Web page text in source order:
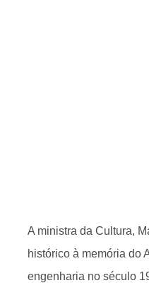
A ministra da Cultura,
histórico à memória do
engenharia no século